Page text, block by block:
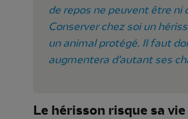
de repos ne peuvent être ni
Conserver chez soi un
un animal protégé. Il faut
augmentera d’autant ses
Le hérisson risque sa